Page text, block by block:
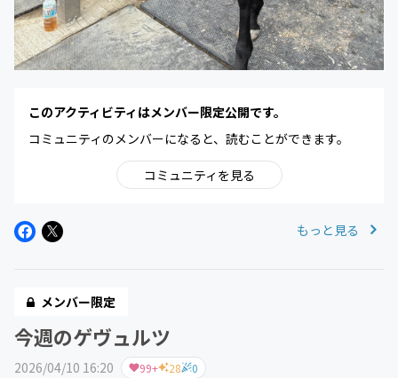
このアクティビティはメンバー限定公開です。
コミュニティのメンバーになると、読むことができます。
コミュニティを見る
もっと見る
メンバー限定
今週のゲヴュルツ
2026/04/10 16:20 99+ 28 0